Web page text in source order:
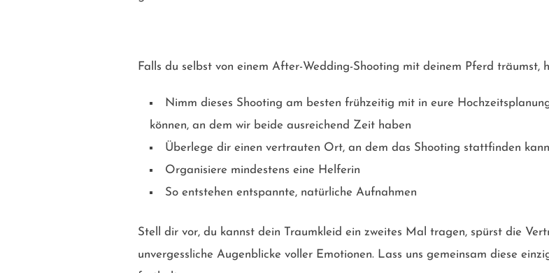
Falls du selbst von einem After-Wedding-Shooting mit deinem Pferd träumst,
Nimm dieses Shooting am besten frühzeitig mit in eure
können, an dem wir beide ausreichend Zeit haben
Überlege dir einen vertrauten Ort, an dem das Shooting stattfinden
Organisiere mindestens eine Helferin
So entstehen entspannte, natürliche Aufnahmen
Stell dir vor, du kannst dein Traumkleid ein zweites Mal tragen, spürst die
unvergessliche Augenblicke voller Emotionen. Lass uns gemeinsam diese